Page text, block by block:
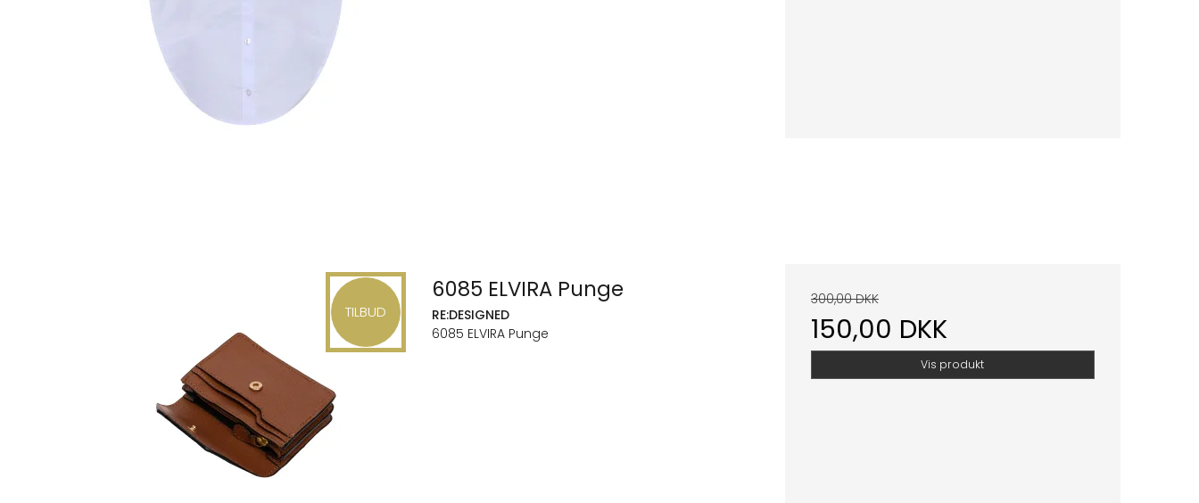
TILBUD
6085 ELVIRA Punge
RE:DESIGNED
6085 ELVIRA Punge
300,00 DKK
150,00 DKK
Vis produkt